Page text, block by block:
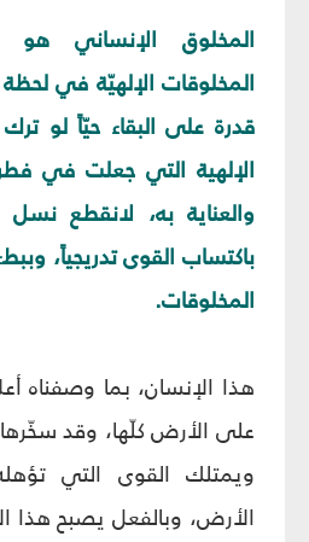
المخلوق الإنساني
المخلوقات الإلهيّة في
قدرة على البقاء حيّاً لو
الإلهية التي جعلت في
والعناية به، لانقطع نسل
باكتساب القوى تدريجياً،
المخلوقات.
هذا الإنسان، بما وصفناه
على الأرض كلّها، وقد سخّرها
ويمتلك القوى التي
الأرض، وبالفعل يصبح هذا